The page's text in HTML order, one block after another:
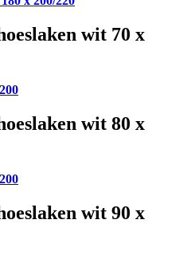
wit 70 x
wit 80 x
wit 90 x